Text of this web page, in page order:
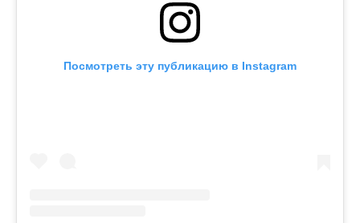
Посмотреть эту публикацию в Instagram